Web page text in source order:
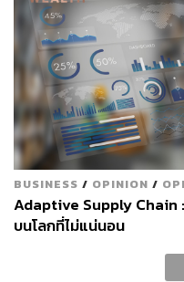
SCB 10X
THE
BUSINESS / OPINION /
Adaptive Supply Chain
บนโลกที่ไม่แน่นอน